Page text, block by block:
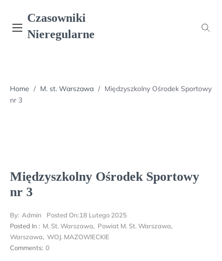
content
Czasowniki
Nieregularne
Home / M. st. Warszawa / Międzyszkolny Ośrodek Sportowy
nr 3
Międzyszkolny Ośrodek Sportowy
nr 3
By: Admin Posted On:18 Lutego 2025
Posted In : M. St. Warszawa, Powiat M. St. Warszawa,
Warszawa, WOJ. MAZOWIECKIE
Comments: 0